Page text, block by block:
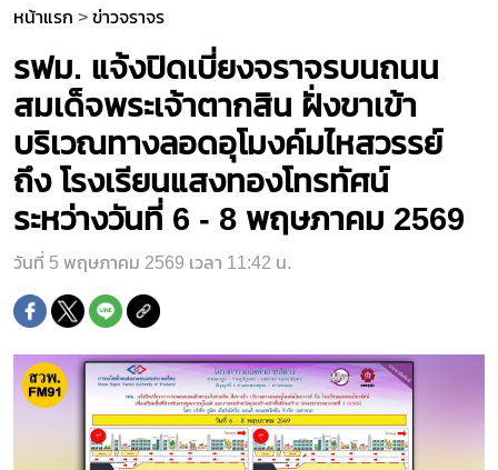
หน้าแรก > ข่าวจราจร
รฟม. แจ้งปิดเบี่ยงจราจรบนถนน
สมเด็จพระเจ้าตากสิน ฝั่งขาเข้า
บริเวณทางลอดอุโมงค์มไหสวรรย์
ถึง โรงเรียนแสงทองโทรทัศน์
ระหว่างวันที่ 6 - 8 พฤษภาคม 2569
วันที่ 5 พฤษภาคม 2569 เวลา 11:42 น.